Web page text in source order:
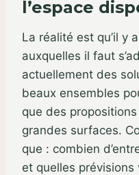
l’espace
La réalité est qu’il y
auxquelles il faut
actuellement des
beaux ensembles
que des
grandes surfaces.
que : combien
et quelles